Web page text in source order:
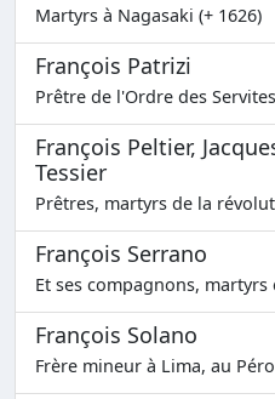
Martyrs à Nagasaki (+ 1626)
François Patrizi
Prêtre de l'Ordre des
François Peltier,
Tessier
Prêtres, martyrs de la
François Serrano
Et ses compagnons, martyrs
François Solano
Frère mineur à Lima, au